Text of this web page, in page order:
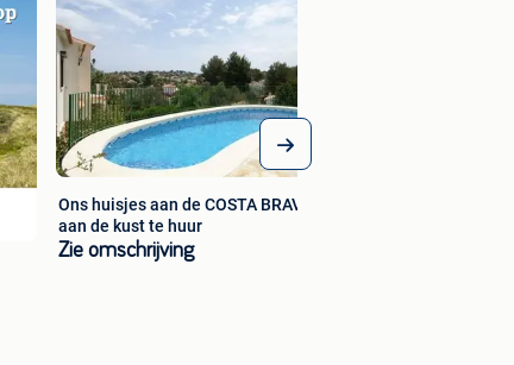
Ons huisjes aan de COSTA BRAVA
aan de kust te huur
Zie omschrijving